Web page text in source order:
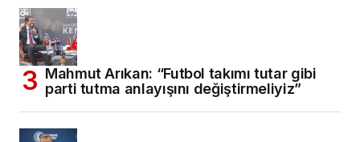
Mahmut Arıkan: “Futbol takımı tutar gibi
parti tutma anlayışını değiştirmeliyiz”